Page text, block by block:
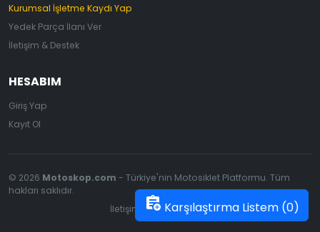
assignment_add Karşılaştırma Listem (0)
Kurumsal İşletme Kaydı Yap
Yedek Parça İlanı Ver
İletişim & Destek
HESABIM
Giriş Yap
Kayıt Ol
© 2026 Motoskop.com - Türkiye'nin Motosiklet Platformu. Tüm
hakları saklıdır.
İletişim
Gizlilik Politikası